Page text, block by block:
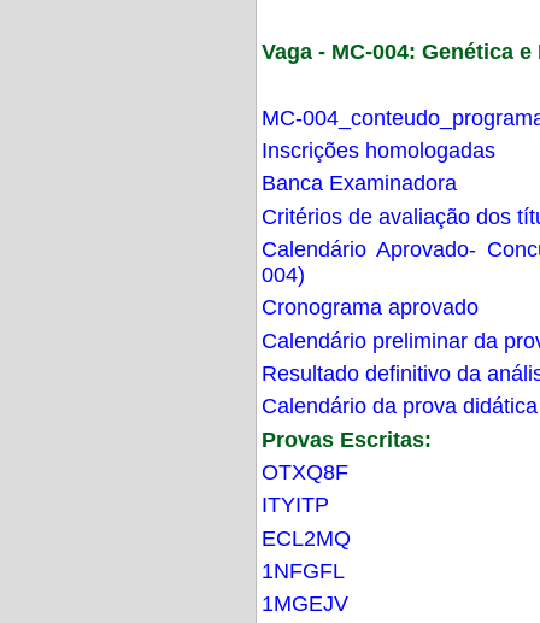
Vaga - MC-004: Genética
MC-
Inscrições homologadas
Banca Examinadora
Critérios de avaliação dos
Calendário Aprovado-
004)
Cronograma aprovado
Calendário preliminar da
Resultado definitivo da
Calendário da prova didática
Provas Escritas:
OTXQ8F
ITYITP
ECL2MQ
1NFGFL
1MGEJV